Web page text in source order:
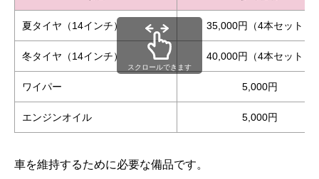
夏タイヤ（14インチ） 35,000円（4本セット）
冬タイヤ（14インチ） 40,000円（4本セット）
ワイパー 5,000円
エンジンオイル 5,000円
スクロールできます
車を維持するために必要な備品です。